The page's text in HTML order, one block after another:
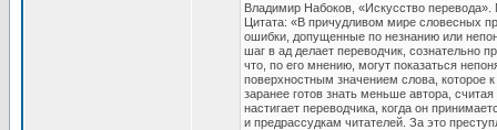
Владимир Набоков, «Искусство
Цитата: «В причудливом мире словесных
ошибки, допущенные по незнанию или
шаг в ад делает переводчик, сознательно
что, по его мнению, могут показаться
поверхностным значением слова, которое
заранее готов знать меньше автора,
настигает переводчика, когда он
и предрассудкам читателей. За это